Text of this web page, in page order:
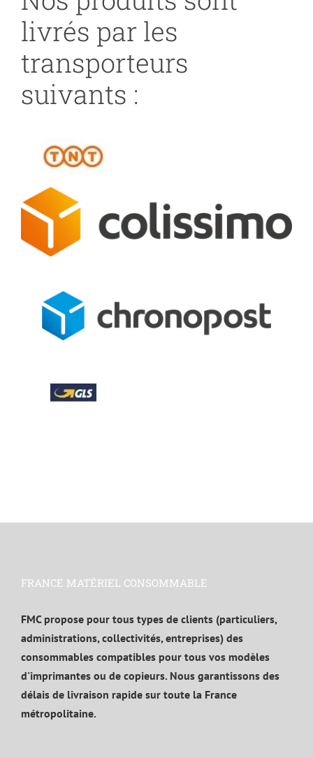
livrés par les
transporteurs
suivants :
FRANCE MATÉRIEL CONSOMMABLE
FMC propose pour tous types de clients (particuliers,
administrations, collectivités, entreprises) des
consommables compatibles pour tous vos modèles
d'imprimantes ou de copieurs. Nous garantissons des
délais de livraison rapide sur toute la France
métropolitaine.